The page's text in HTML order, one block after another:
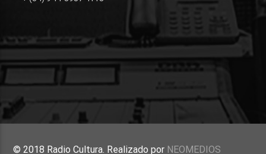
© 2018 Radio Cultura. Realizado por NEOMEDIOS